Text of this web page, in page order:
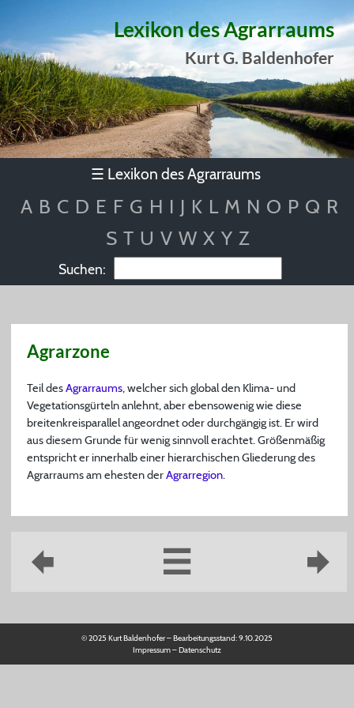
Lexikon des Agrarraums
Kurt G. Baldenhofer
☰ Lexikon des Agrarraums
A B C D E F G H I J K L M N O P Q R
S T U V W X Y Z
Suchen:
Agrarzone
Teil desAgrarraums, welcher sich global den Klima- und
Vegetationsgürteln anlehnt, aber ebensowenig wie diese
breitenkreisparallel angeordnet oder durchgängig ist. Er wird
aus diesem Grunde für wenig sinnvoll erachtet. Größenmäßig
entspricht er innerhalb einer hierarchischen Gliederung des
Agrarraums am ehesten derAgrarregion.
© 2025 Kurt Baldenhofer – Bearbeitungsstand:9.10.2025
Impressum–Datenschutz